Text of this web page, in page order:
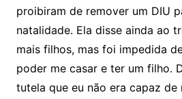
proibiram de remover um DIU
natalidade. Ela disse ainda ao
mais filhos, mas foi impedida
poder me casar e ter um filho.
tutela que eu não era capaz de